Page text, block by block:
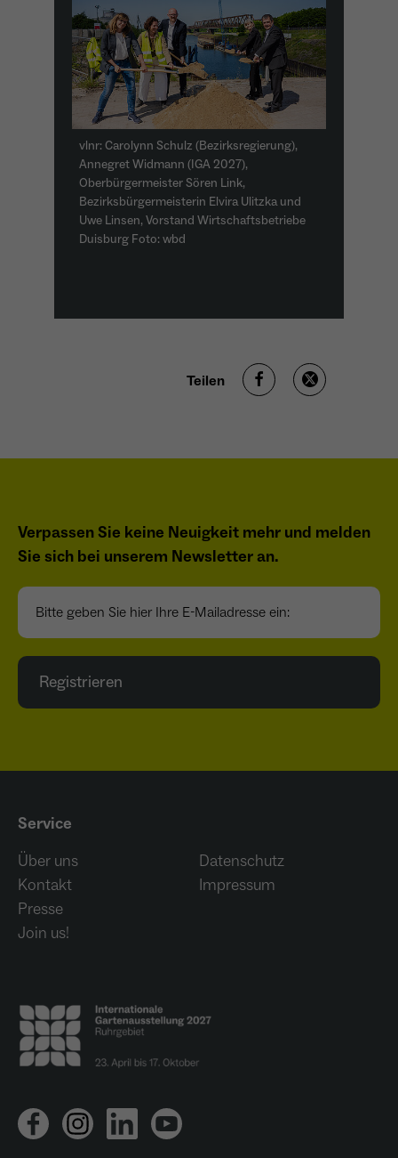
vlnr: Carolynn Schulz (Bezirksregierung),
Annegret Widmann (IGA 2027),
Oberbürgermeister Sören Link,
Bezirksbürgermeisterin Elvira Ulitzka und
Uwe Linsen, Vorstand Wirtschaftsbetriebe
Duisburg Foto: wbd
Teilen
Verpassen Sie keine Neuigkeit mehr und melden
Sie sich bei unserem Newsletter an.
Bitte geben Sie hier Ihre E-Mailadresse ein:
Registrieren
Service
Über uns
Kontakt
Presse
Join us!
Datenschutz
Impressum